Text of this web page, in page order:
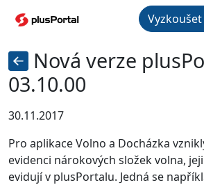
Nová verze
03.10.00
30.11.2017
Pro aplikace Volno a Docházka
evidenci nárokových složek volna,
evidují v plusPortalu. Jedná se